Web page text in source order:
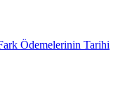
Ödemelerinin Tarihi